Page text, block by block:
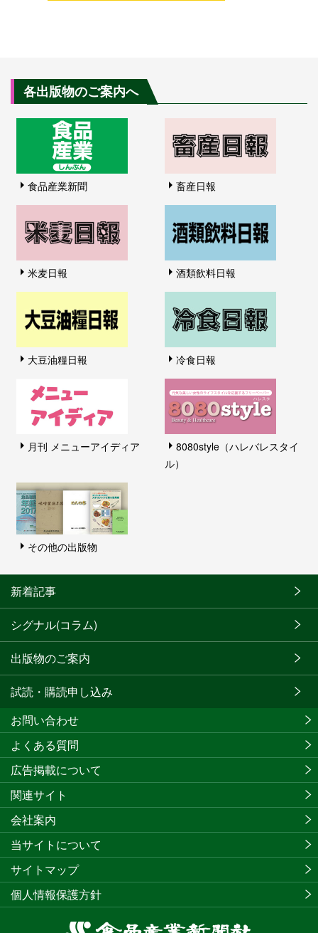
各出版物のご案内へ
食品産業新聞 畜産日報
米麦日報 酒類飲料日報
大豆油糧日報 冷食日報
月刊 メニューアイディア
8080style（ハレバレスタイ
ル）
その他の出版物
新着記事
シグナル(コラム)
出版物のご案内
試読・購読申し込み
食
お問い合わせ
よくある質問
広告掲載について
関連サイト
会社案内
当サイトについて
サイトマップ
個人情報保護方針